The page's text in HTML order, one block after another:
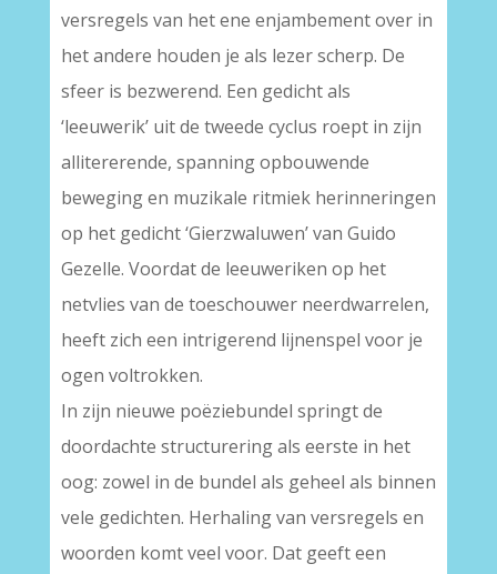
versregels van het ene enjambement over in
het andere houden je als lezer scherp. De
sfeer is bezwerend. Een gedicht als
‘leeuwerik’ uit de tweede cyclus roept in zijn
allitererende, spanning opbouwende
beweging en muzikale ritmiek herinneringen
op het gedicht ‘Gierzwaluwen’ van Guido
Gezelle. Voordat de leeuweriken op het
netvlies van de toeschouwer neerdwarrelen,
heeft zich een intrigerend lijnenspel voor je
ogen voltrokken.
In zijn nieuwe poëziebundel springt de
doordachte structurering als eerste in het
oog: zowel in de bundel als geheel als binnen
vele gedichten. Herhaling van versregels en
woorden komt veel voor. Dat geeft een